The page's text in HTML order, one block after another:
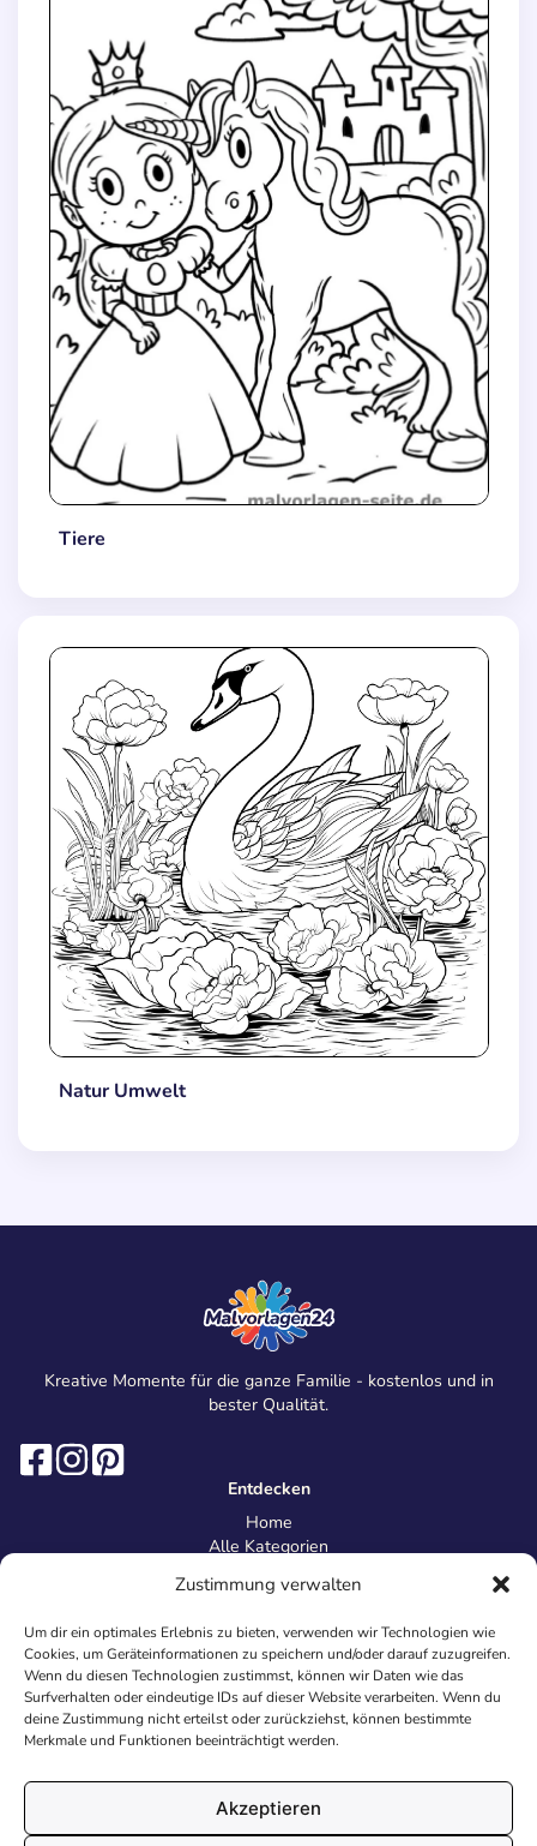
Zustimmung verwalten
Um dir ein optimales Erlebnis zu bieten, verwenden wir Technologien wie
Cookies, um Geräteinformationen zu speichern und/oder darauf zuzugreifen.
Wenn du diesen Technologien zustimmst, können wir Daten wie das
Surfverhalten oder eindeutige IDs auf dieser Website verarbeiten. Wenn du
deine Zustimmung nicht erteilst oder zurückziehst, können bestimmte
Merkmale und Funktionen beeinträchtigt werden.
Akzeptieren
Tiere
Natur Umwelt
Kreative Momente für die ganze Familie - kostenlos und in
bester Qualität.
Entdecken
Home
Alle Kategorien
Information
Über uns
Kontakt
Inhaltsrichtlinien
Recht & Datenschutz
Impressum
AGB
Cookies